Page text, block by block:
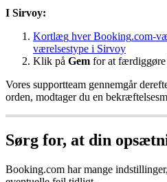
I Sirvoy:
Kortlæg hver Booking.com-v
værelsestype i Sirvoy
Klik på Gem for at færdiggøre
Vores supportteam gennemgår
orden, modtager du en bekræ
Sørg for, at din opsæ
Booking.com har mange indstillinger,